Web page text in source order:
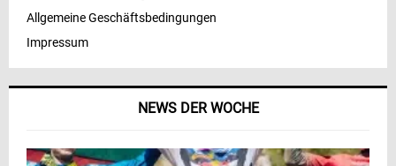
NEWS DER WOCHE
Allgemeine Geschäftsbedingungen
Impressum